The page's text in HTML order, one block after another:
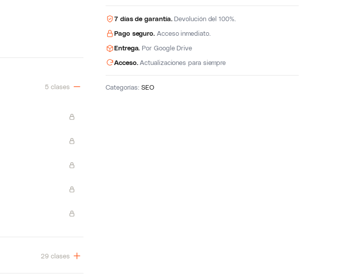
5 clases
29 clases
7 días de garantía.Devolución del 100%.
Pago seguro. Acceso inmediato.
Entrega. Por Google Drive
Acceso.Actualizaciones para siempre
Categorías:SEO